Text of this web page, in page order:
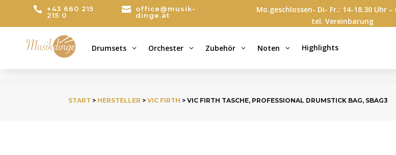
 +43 660 215
215 0

office@musik-
dinge.at
Mo.geschlossen- Di- Fr.: 14-18.30 Uhr
tel. Vereinbarung
Drumsets 3 Orchester 3 Zubehör 3 Noten 3 Highlights
START > HERSTELLER >VIC FIRTH > VIC FIRTH TASCHE, PROFESSIONAL DRUMSTICK BAG, SBAG3